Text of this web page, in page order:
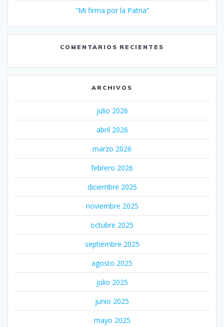
“Mi firma por la Patria”
COMENTARIOS RECIENTES
ARCHIVOS
julio 2026
abril 2026
marzo 2026
febrero 2026
diciembre 2025
noviembre 2025
octubre 2025
septiembre 2025
agosto 2025
julio 2025
junio 2025
mayo 2025